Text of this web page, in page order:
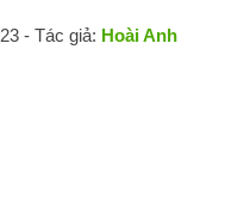
- Tác giả: Hoài Anh